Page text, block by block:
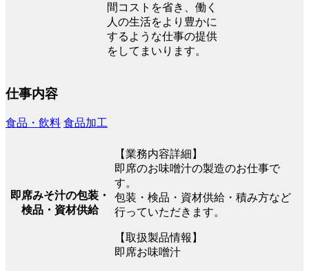
間コストを省き、働く
人の生活をより豊かに
するような仕事の提供
をしてまいります。
仕事内容
食品・飲料 食品加工
即席みそ汁の包装・
検品・資材供給
【業務内容詳細】
即席のお味噌汁の製造のお仕事で
す。
包装・検品・資材供給・積み方など
行っていただきます。
【取扱製品情報】
即席お味噌汁